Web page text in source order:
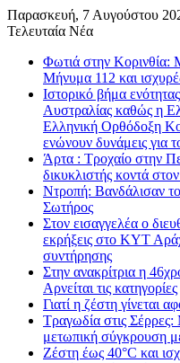
Παρασκευή, 7 Αυγούστου
Τελευταία Νέα
Φωτιά στην Κορινθία:
Μήνυμα 112 και
Ιστορικό βήμα
Αυστραλίας καθώς η
Ελληνική Ορθόδοξη
ενώνουν δυνάμεις για
Άρτα : Τροχαίο στην
δικυκλιστής κοντά
Ντροπή: Βανδάλισαν
Σωτήρος
Στον εισαγγελέα ο
εκρήξεις στο ΚΥΤ
συντήρησης
Στην ανακρίτρια η
Αρνείται τις κατηγορίες
Γιατί η ζέστη γίνεται
Τραγωδία στις
μετωπική σύγκρουση
Ζέστη έως 40°C και